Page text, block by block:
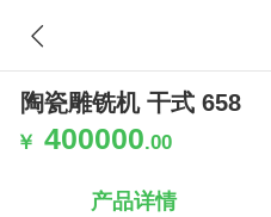
￥ 400000.00
陶瓷雕铣机 干式 658
产品详情